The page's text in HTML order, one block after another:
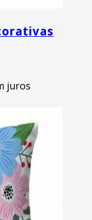
juros